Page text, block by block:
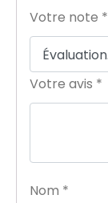
Votre note *
Votre avis *
Nom *